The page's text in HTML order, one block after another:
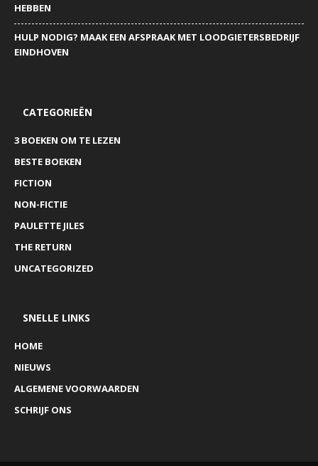
HEBBEN
HULP NODIG? MAAK EEN AFSPRAAK MET LOODGIETERSBEDRIJF
EINDHOVEN
CATEGORIEËN
3 BOEKEN OM TE LEZEN
BESTE BOEKEN
FICTION
NON-FICTIE
PAULETTE JILES
THE RETURN
UNCATEGORIZED
SNELLE LINKS
HOME
NIEUWS
ALGEMENE VOORWAARDEN
SCHRIJF ONS